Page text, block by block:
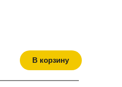
В корзину